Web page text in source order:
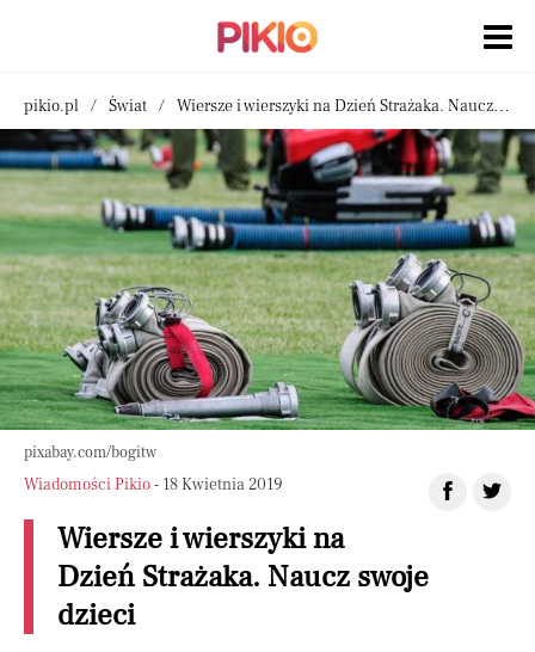
pikio.pl Świat Wiersze i wierszyki na Dzień Strażaka. Naucz swoje dzieci
pixabay.com/bogitw
Wiadomości Pikio- 18 Kwietnia 2019
Wiersze i wierszyki na
Dzień Strażaka. Naucz swoje
dzieci